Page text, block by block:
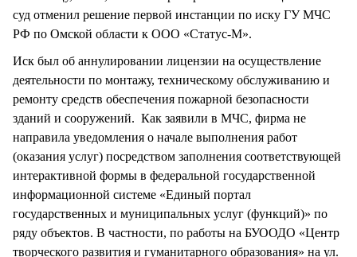
суд отменил решение первой инстанции по иску ГУ МЧС
РФ по Омской области к ООО «Статус-М».
Иск был об аннулировании лицензии на осуществление
деятельности по монтажу, техническому обслуживанию и
ремонту средств обеспечения пожарной безопасности
зданий и сооружений. Как заявили в МЧС, фирма не
направила уведомления о начале выполнения работ
(оказания услуг) посредством заполнения соответствующей
интерактивной формы в федеральной государственной
информационной системе «Единый портал
государственных и муниципальных услуг (функций)» по
ряду объектов. В частности, по работы на БУООДО «Центр
творческого развития и гуманитарного образования» на ул.